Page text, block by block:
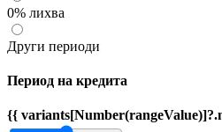
0% лихва
Други периоди
Период на кредита
{{